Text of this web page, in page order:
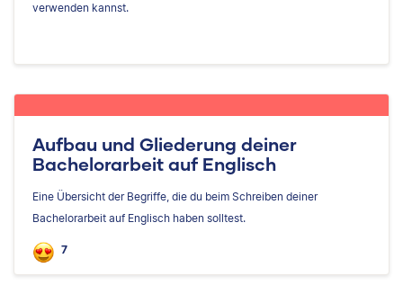
verwenden kannst.
Aufbau und Gliederung deiner
Bachelorarbeit auf Englisch
Eine Übersicht der Begriffe, die du beim Schreiben deiner
Bachelorarbeit auf Englisch haben solltest.
7